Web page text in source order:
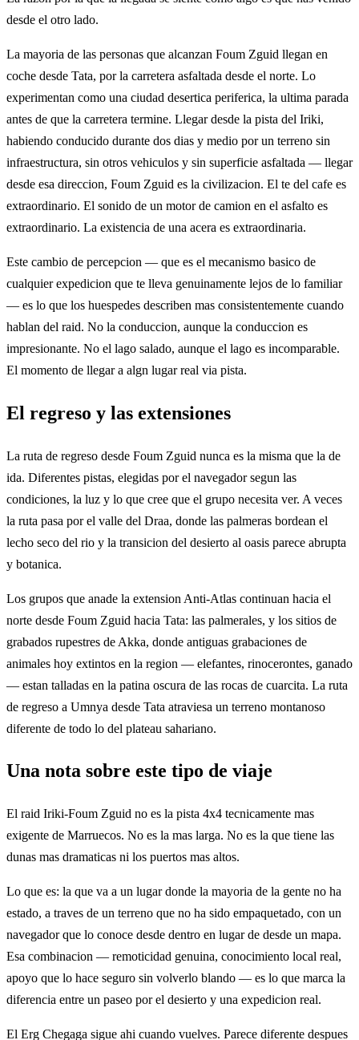
desde el otro lado.
La mayoria de las personas que alcanzan Foum Zguid llegan en
coche desde Tata, por la carretera asfaltada desde el norte. Lo
experimentan como una ciudad desertica periferica, la ultima parada
antes de que la carretera termine. Llegar desde la pista del Iriki,
habiendo conducido durante dos dias y medio por un terreno sin
infraestructura, sin otros vehiculos y sin superficie asfaltada — llegar
desde esa direccion, Foum Zguid es la civilizacion. El te del cafe es
extraordinario. El sonido de un motor de camion en el asfalto es
extraordinario. La existencia de una acera es extraordinaria.
Este cambio de percepcion — que es el mecanismo basico de
cualquier expedicion que te lleva genuinamente lejos de lo familiar
— es lo que los huespedes describen mas consistentemente cuando
hablan del raid. No la conduccion, aunque la conduccion es
impresionante. No el lago salado, aunque el lago es incomparable.
El momento de llegar a algn lugar real via pista.
El regreso y las extensiones
La ruta de regreso desde Foum Zguid nunca es la misma que la de
ida. Diferentes pistas, elegidas por el navegador segun las
condiciones, la luz y lo que cree que el grupo necesita ver. A veces
la ruta pasa por el valle del Draa, donde las palmeras bordean el
lecho seco del rio y la transicion del desierto al oasis parece abrupta
y botanica.
Los grupos que anade la extension Anti-Atlas continuan hacia el
norte desde Foum Zguid hacia Tata: las palmerales, y los sitios de
grabados rupestres de Akka, donde antiguas grabaciones de
animales hoy extintos en la region — elefantes, rinocerontes, ganado
— estan talladas en la patina oscura de las rocas de cuarcita. La ruta
de regreso a Umnya desde Tata atraviesa un terreno montanoso
diferente de todo lo del plateau sahariano.
Una nota sobre este tipo de viaje
El raid Iriki-Foum Zguid no es la pista 4x4 tecnicamente mas
exigente de Marruecos. No es la mas larga. No es la que tiene las
dunas mas dramaticas ni los puertos mas altos.
Lo que es: la que va a un lugar donde la mayoria de la gente no ha
estado, a traves de un terreno que no ha sido empaquetado, con un
navegador que lo conoce desde dentro en lugar de desde un mapa.
Esa combinacion — remoticidad genuina, conocimiento local real,
apoyo que lo hace seguro sin volverlo blando — es lo que marca la
diferencia entre un paseo por el desierto y una expedicion real.
El Erg Chegaga sigue ahi cuando vuelves. Parece diferente despues